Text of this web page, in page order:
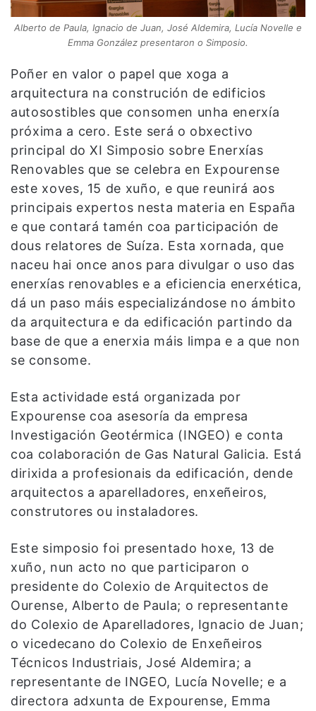
Alberto de Paula, Ignacio de Juan, José Aldemira, Lucía Novelle e
Emma González presentaron o Simposio.
Poñer en valor o papel que xoga a
arquitectura na construción de edificios
autosostibles que consomen unha enerxía
próxima a cero. Este será o obxectivo
principal do XI Simposio sobre Enerxías
Renovables que se celebra en Expourense
este xoves, 15 de xuño, e que reunirá aos
principais expertos nesta materia en España
e que contará tamén coa participación de
dous relatores de Suíza. Esta xornada, que
naceu hai once anos para divulgar o uso das
enerxías renovables e a eficiencia enerxética,
dá un paso máis especializándose no ámbito
da arquitectura e da edificación partindo da
base de que a enerxia máis limpa e a que non
se consome.
Esta actividade está organizada por
Expourense coa asesoría da empresa
Investigación Geotérmica (INGEO) e conta
coa colaboración de Gas Natural Galicia. Está
dirixida a profesionais da edificación, dende
arquitectos a aparelladores, enxeñeiros,
construtores ou instaladores.
Este simposio foi presentado hoxe, 13 de
xuño, nun acto no que participaron o
presidente do Colexio de Arquitectos de
Ourense, Alberto de Paula; o representante
do Colexio de Aparelladores, Ignacio de Juan;
o vicedecano do Colexio de Enxeñeiros
Técnicos Industriais, José Aldemira; a
representante de INGEO, Lucía Novelle; e a
directora adxunta de Expourense, Emma